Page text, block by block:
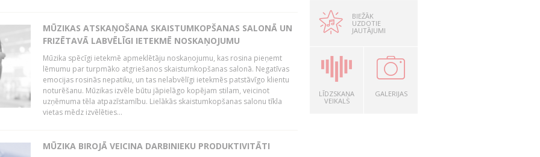
MŪZIKAS ATSKAŅOŠANA SKAISTUMKOPŠANAS SALONĀ UN
FRIZĒTAVĀ LABVĒLĪGI IETEKMĒ NOSKAŅOJUMU
Mūzika spēcīgi ietekmē apmeklētāju noskaņojumu, kas rosina pieņemt
lēmumu par turpmāko atgriešanos skaistumkopšanas salonā. Negatīvas
emocijas rosinās nepatiku, un tas nelabvēlīgi ietekmēs patstāvīgo klientu
noturēšanu. Mūzikas izvēle būtu jāpielāgo kopējam stilam, veicinot
uzņēmuma tēla atpazīstamību. Lielākās skaistumkopšanas salonu tīkla
vietas mēdz izvēlēties...
MŪZIKA BIROJĀ VEICINA DARBINIEKU PRODUKTIVITĀTI
BIEŽĀK
UZDOTIE
JAUTĀJUMI
LĪDZSKAŅA
VEIKALS
GALERIJAS